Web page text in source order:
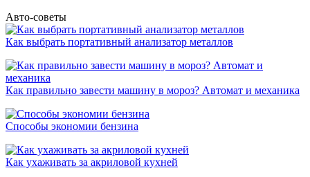
Авто-советы
Как выбрать портативный анализатор металлов
Как правильно завести машину в мороз? Автомат и механика
Способы экономии бензина
Как ухаживать за акриловой кухней